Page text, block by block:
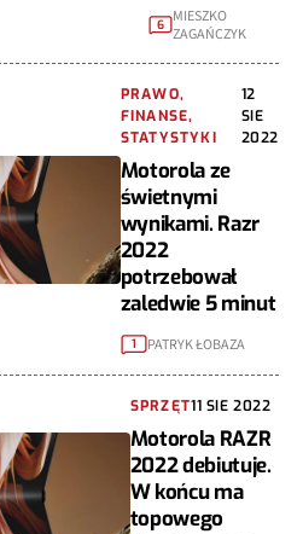
6 MIESZKO
ZAGAŃCZYK
PRAWO,
FINANSE,
STATYSTYKI
12
SIE
2022
Motorola ze
świetnymi
wynikami. Razr
2022
potrzebował
zaledwie 5 minut
1 PATRYK ŁOBAZA
SPRZĘT11 SIE 2022
Motorola RAZR
2022 debiutuje.
W końcu ma
topowego